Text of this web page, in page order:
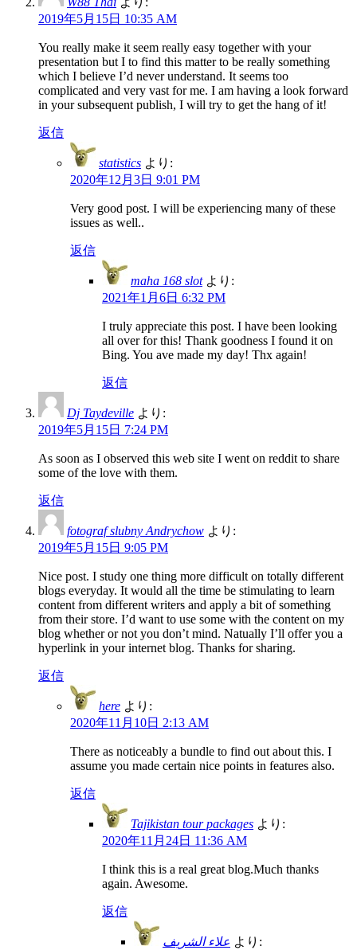
2019年5月15日 10:35 AM
You really make it seem really easy together with your
presentation but I to find this matter to be really something
which I believe I’d never understand. It seems too
complicated and very vast for me. I am having a look forward
in your subsequent publish, I will try to get the hang of it!
返信
statistics より:
2020年12月3日 9:01 PM
Very good post. I will be experiencing many of these
issues as well..
返信
maha 168 slot より:
2021年1月6日 6:32 PM
I truly appreciate this post. I have been looking
all over for this! Thank goodness I found it on
Bing. You ave made my day! Thx again!
返信
Dj Taydeville より:
2019年5月15日 7:24 PM
As soon as I observed this web site I went on reddit to share
some of the love with them.
返信
fotograf slubny Andrychow より:
2019年5月15日 9:05 PM
Nice post. I study one thing more difficult on totally different
blogs everyday. It would all the time be stimulating to learn
content from different writers and apply a bit of something
from their store. I’d want to use some with the content on my
blog whether or not you don’t mind. Natually I’ll offer you a
hyperlink in your internet blog. Thanks for sharing.
返信
here より:
2020年11月10日 2:13 AM
There as noticeably a bundle to find out about this. I
assume you made certain nice points in features also.
返信
Tajikistan tour packages より:
2020年11月24日 11:36 AM
I think this is a real great blog.Much thanks
again. Awesome.
返信
علاء الشريف より: